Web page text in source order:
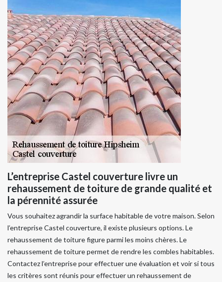
L’entreprise Castel couverture livre un
rehaussement de toiture de grande qualité et
la pérennité assurée
Vous souhaitez agrandir la surface habitable de votre maison. Selon
l’entreprise Castel couverture, il existe plusieurs options. Le
rehaussement de toiture figure parmi les moins chères. Le
rehaussement de toiture permet de rendre les combles habitables.
Contactez l’entreprise pour effectuer une évaluation et voir si tous
les critères sont réunis pour effectuer un rehaussement de